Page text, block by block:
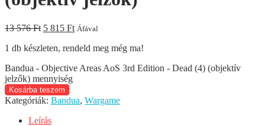
13 576Ft 5 815 Ft Áfával
1 db készleten, rendeld meg még ma!
Bandua - Objective Areas AoS 3rd Edition - Dead (4) (objektív
jelzők) mennyiség
Kosárba teszem
Kategóriák: Bandua, Wargame
Leírás